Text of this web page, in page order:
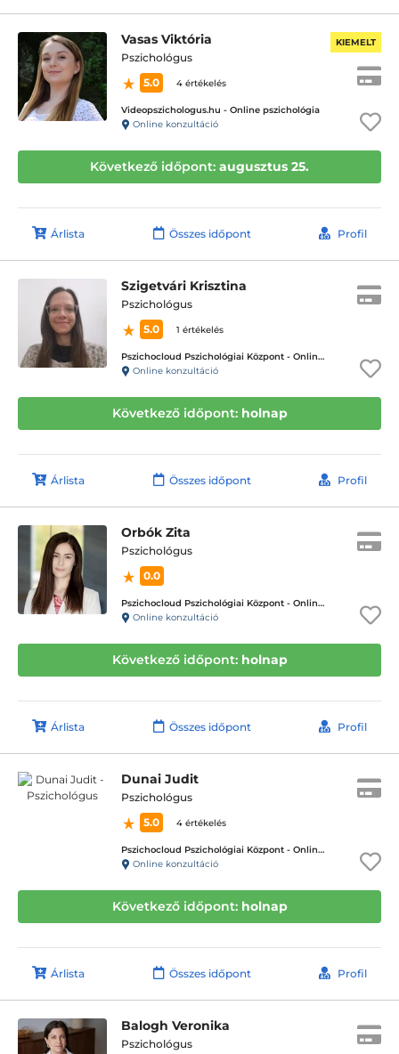
Vasas Viktória
Pszichológus
5.0
4 értékelés
Videopszichologus.hu - Online pszichológia
Online konzultáció
KIEMELT
Következő időpont: augusztus 25.
Árlista Összes időpont Profil
Szigetvári Krisztina
Pszichológus
5.0
1 értékelés
Pszichocloud Pszichológiai Központ - Online ügyfélfogadás
Online konzultáció
Következő időpont: holnap
Árlista Összes időpont Profil
Orbók Zita
Pszichológus
0.0
Pszichocloud Pszichológiai Központ - Online ügyfélfogadás
Online konzultáció
Következő időpont: holnap
Árlista Összes időpont Profil
Dunai Judit
Pszichológus
5.0
4 értékelés
Pszichocloud Pszichológiai Központ - Online ügyfélfogadás
Online konzultáció
Következő időpont: holnap
Árlista Összes időpont Profil
Balogh Veronika
Pszichológus